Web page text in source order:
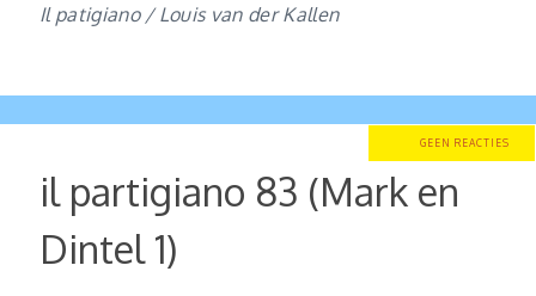
Il patigiano / Louis van der Kallen
GEEN REACTIES
il partigiano 83 (Mark en
Dintel 1)